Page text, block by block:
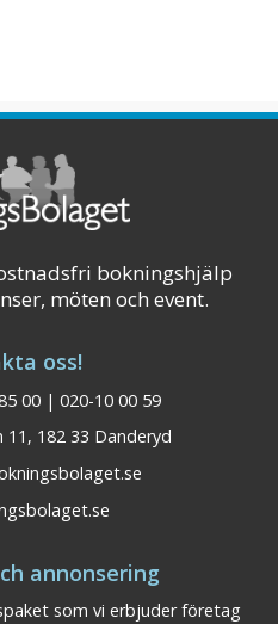
Gustaf
bokningshjälp
möten och event.
oss!
00 | 020-10 00 59
11, 182 33 Danderyd
annonsering
som vi erbjuder företag